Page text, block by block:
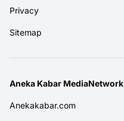
Privacy
Sitemap
Aneka Kabar MediaNetwork
Anekakabar.com